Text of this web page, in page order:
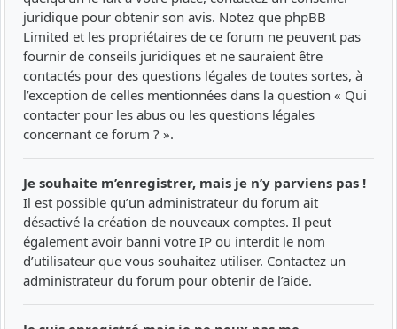
juridique pour obtenir son avis. Notez que phpBB
Limited et les propriétaires de ce forum ne peuvent pas
fournir de conseils juridiques et ne sauraient être
contactés pour des questions légales de toutes sortes, à
l’exception de celles mentionnées dans la question « Qui
contacter pour les abus ou les questions légales
concernant ce forum ? ».
Je souhaite m’enregistrer, mais je n’y parviens pas !
Il est possible qu’un administrateur du forum ait
désactivé la création de nouveaux comptes. Il peut
également avoir banni votre IP ou interdit le nom
d’utilisateur que vous souhaitez utiliser. Contactez un
administrateur du forum pour obtenir de l’aide.